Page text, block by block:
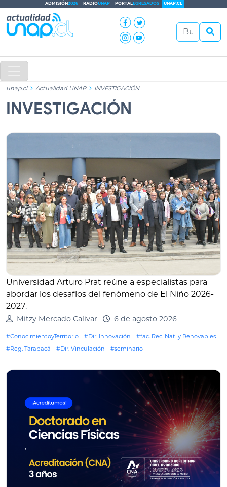
ADMISIÓN2026 RADIOUNAP PORTALEGRESADOS UNAP.CL
unap.cl Actualidad UNAP INVESTIGACIÓN
INVESTIGACIÓN
Universidad Arturo Prat reúne a especialistas para
abordar los desafíos del fenómeno de El Niño 2026-
2027.
Mitzy Mercado Calivar 6 de agosto 2026
#ConocimientoyTerritorio #Dir. Innovación
#fac. Rec. Nat. y Renovables
#Reg. Tarapacá
#Dir. Vinculación #seminario